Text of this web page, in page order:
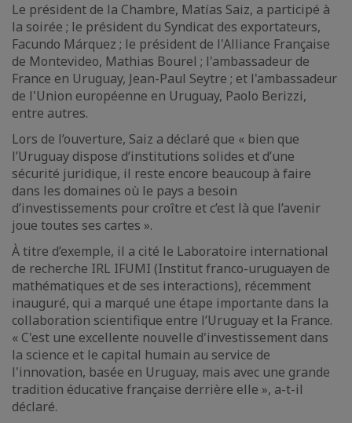
Le président de la Chambre, Matías Saiz, a participé à
la soirée ; le président du Syndicat des exportateurs,
Facundo Márquez ; le président de l'Alliance Française
de Montevideo, Mathias Bourel ; l'ambassadeur de
France en Uruguay, Jean-Paul Seytre ; et l'ambassadeur
de l'Union européenne en Uruguay, Paolo Berizzi,
entre autres.
Lors de l’ouverture, Saiz a déclaré que « bien que
l’Uruguay dispose d’institutions solides et d’une
sécurité juridique, il reste encore beaucoup à faire
dans les domaines où le pays a besoin
d’investissements pour croître et c’est là que l’avenir
joue toutes ses cartes ».
À titre d’exemple, il a cité le Laboratoire international
de recherche IRL IFUMI (Institut franco-uruguayen de
mathématiques et de ses interactions), récemment
inauguré, qui a marqué une étape importante dans la
collaboration scientifique entre l’Uruguay et la France.
« C'est une excellente nouvelle d'investissement dans
la science et le capital humain au service de
l'innovation, basée en Uruguay, mais avec une grande
tradition éducative française derrière elle », a-t-il
déclaré.